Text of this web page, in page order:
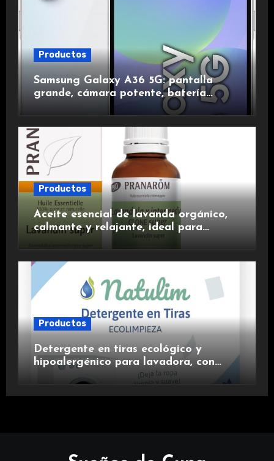
Productos
Samsung Galaxy A36 5G: pantalla
grande, cámara potente, batería
duradera y carga rápida para una
Productos
Aceite esencial de lavanda orgánico,
calmante y relajante, ideal para
Productos
Detergente en tiras ecológico y
hipoalergénico para lavadora, con
suavizante incluido y fragancia de
lavanda.